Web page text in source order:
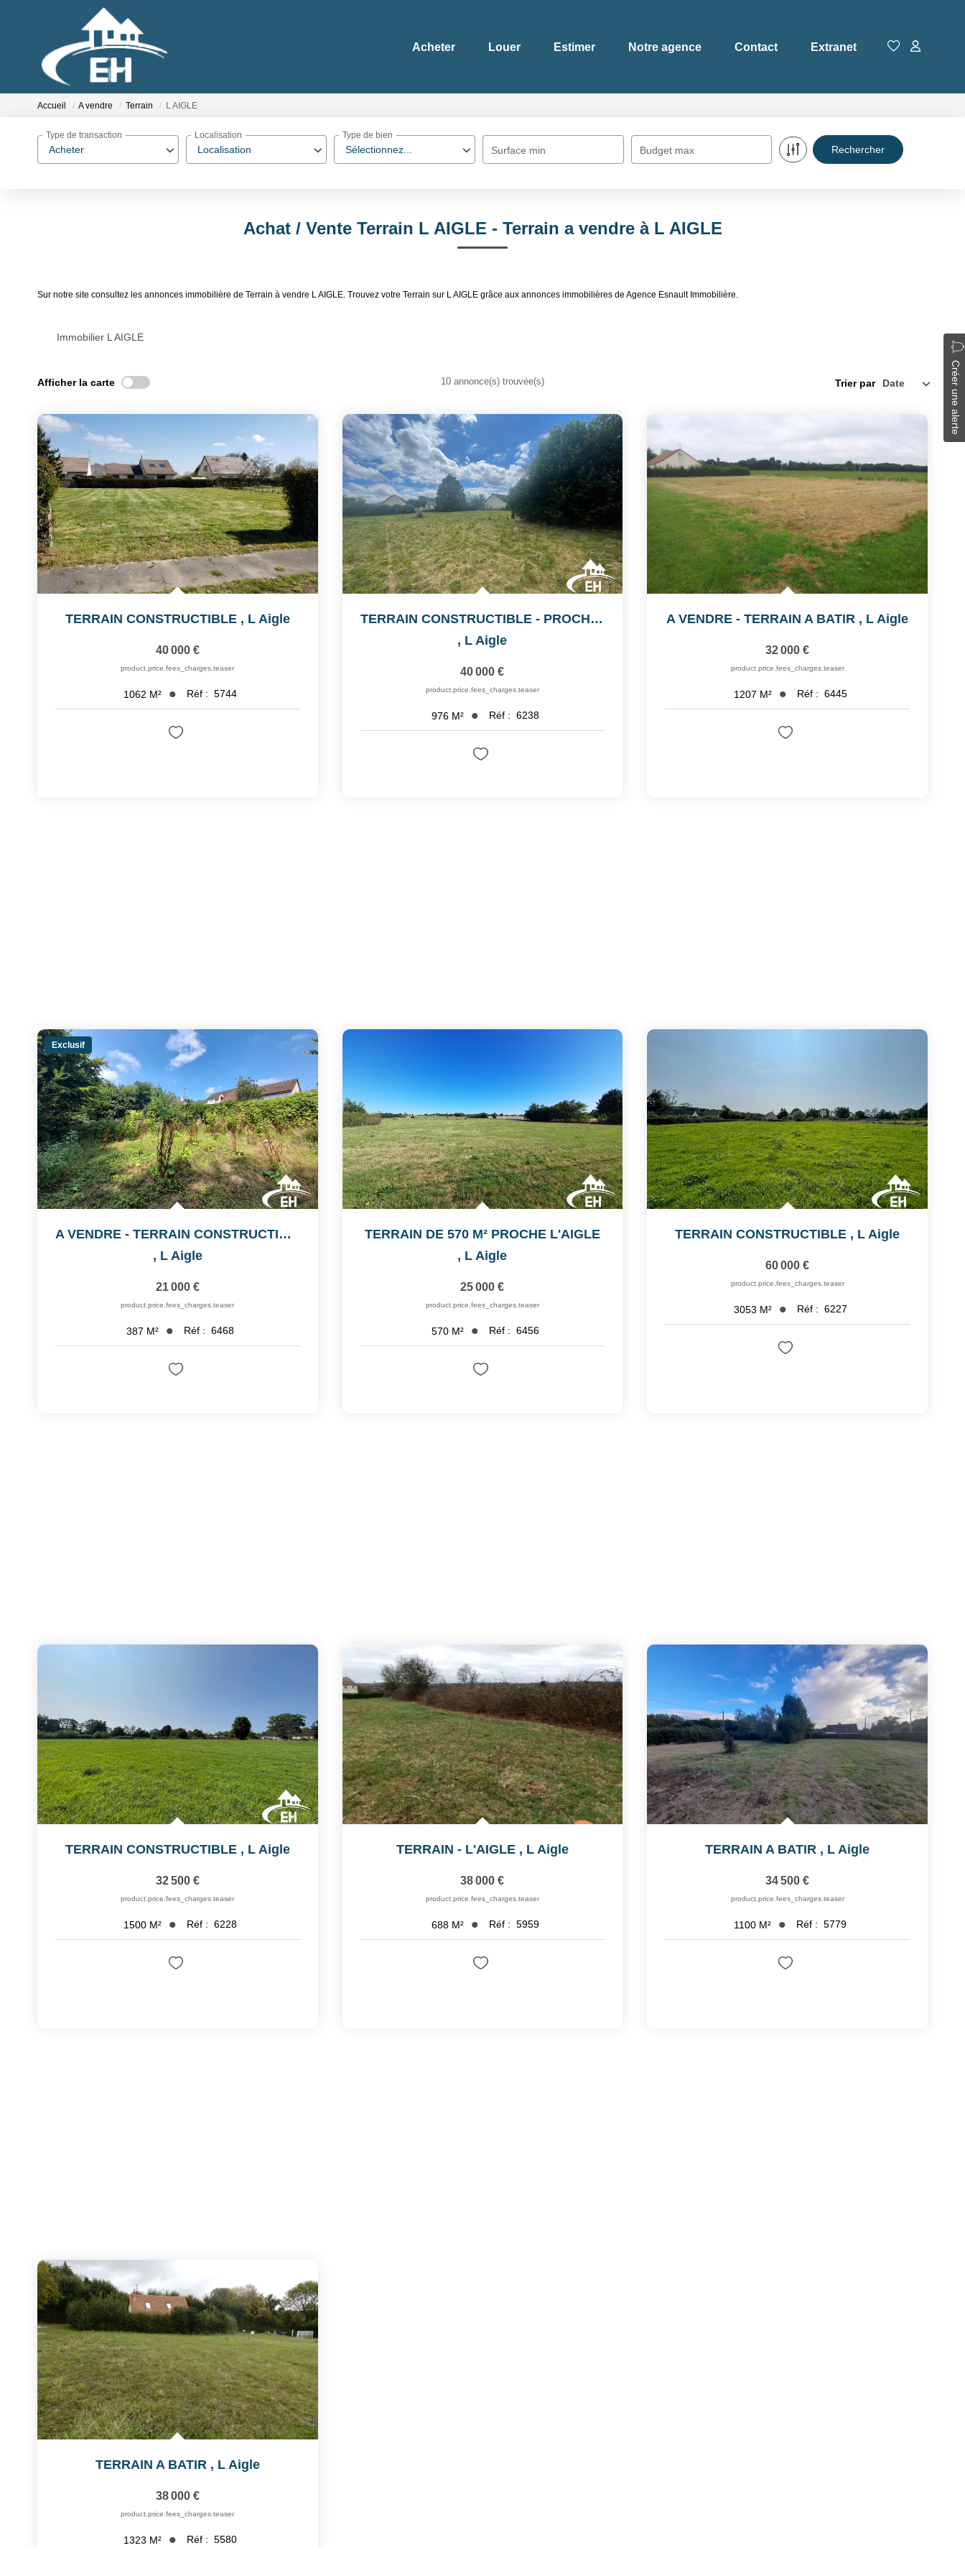
Acheter Louer Estimer Notre agence Contact Extranet
Accueil A vendre Terrain L AIGLE
Acheter
Type de transaction
Localisation
Localisation
Sélectionnez...
Type de bien
Surface min Budget max
Achat / Vente Terrain L AIGLE - Terrain a vendre à L AIGLE
Sur notre site consultez les annonces immobilière de Terrain à vendre L AIGLE. Trouvez votre Terrain sur L AIGLE grâce aux annonces immobilières de Agence Esnault Immobilière.
Immobilier L AIGLE
Créer une alerte
Afficher la carte 10 annonce(s) trouvée(s) Trier par
TERRAIN CONSTRUCTIBLE , L Aigle
40 000 €
product.price.fees_charges.teaser
1062 M² Réf : 5744
TERRAIN CONSTRUCTIBLE - PROCHE CENTRE-VILLE
, L Aigle
40 000 €
product.price.fees_charges.teaser
976 M² Réf : 6238
A VENDRE - TERRAIN A BATIR , L Aigle
32 000 €
product.price.fees_charges.teaser
1207 M² Réf : 6445
Exclusif
A VENDRE - TERRAIN CONSTRUCTIBLE DE 387 M²
, L Aigle
21 000 €
product.price.fees_charges.teaser
387 M² Réf : 6468
TERRAIN DE 570 M² PROCHE L'AIGLE
, L Aigle
25 000 €
product.price.fees_charges.teaser
570 M² Réf : 6456
TERRAIN CONSTRUCTIBLE , L Aigle
60 000 €
product.price.fees_charges.teaser
3053 M² Réf : 6227
TERRAIN CONSTRUCTIBLE , L Aigle
32 500 €
product.price.fees_charges.teaser
1500 M² Réf : 6228
TERRAIN - L'AIGLE , L Aigle
38 000 €
product.price.fees_charges.teaser
688 M² Réf : 5959
TERRAIN A BATIR , L Aigle
34 500 €
product.price.fees_charges.teaser
1100 M² Réf : 5779
TERRAIN A BATIR , L Aigle
38 000 €
product.price.fees_charges.teaser
1323 M² Réf : 5580